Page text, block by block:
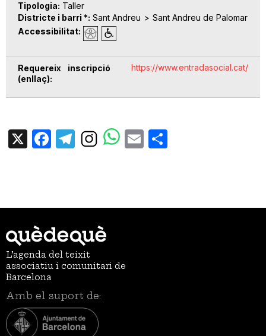
Tipologia Taller
Districte i barri * Sant Andreu
Sant Andreu de Palomar
Accessibilitat
Requereix inscripció
(enllaç)
https://www.entradasocial.cat/
X Facebook
TelegramEmail
L’agenda del teixit
associatiu i comunitari de
Barcelona
Amb el suport de: